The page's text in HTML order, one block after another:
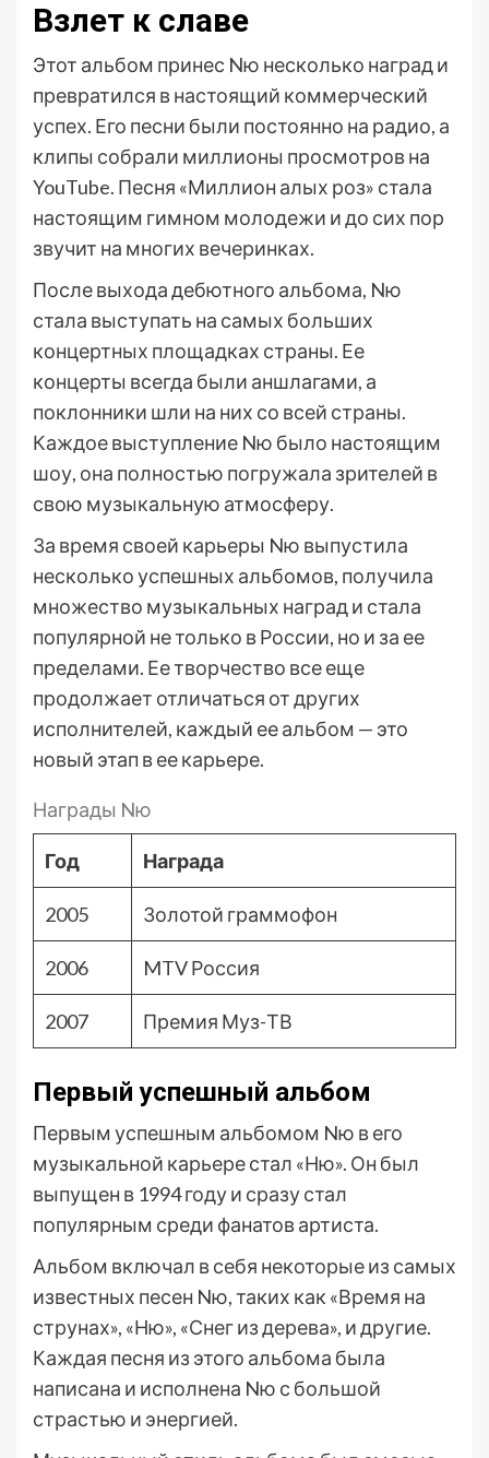
Взлет к славе
Этот альбом принес Nю несколько наград и
превратился в настоящий коммерческий
успех. Его песни были постоянно на радио, а
клипы собрали миллионы просмотров на
YouTube. Песня «Миллион алых роз» стала
настоящим гимном молодежи и до сих пор
звучит на многих вечеринках.
После выхода дебютного альбома, Nю
стала выступать на самых больших
концертных площадках страны. Ее
концерты всегда были аншлагами, а
поклонники шли на них со всей страны.
Каждое выступление Nю было настоящим
шоу, она полностью погружала зрителей в
свою музыкальную атмосферу.
За время своей карьеры Nю выпустила
несколько успешных альбомов, получила
множество музыкальных наград и стала
популярной не только в России, но и за ее
пределами. Ее творчество все еще
продолжает отличаться от других
исполнителей, каждый ее альбом — это
новый этап в ее карьере.
Награды Nю
Год Награда
2005 Золотой граммофон
2006 MTV Россия
2007 Премия Муз-ТВ
Первый успешный альбом
Первым успешным альбомом Nю в его
музыкальной карьере стал «Ню». Он был
выпущен в 1994 году и сразу стал
популярным среди фанатов артиста.
Альбом включал в себя некоторые из самых
известных песен Nю, таких как «Время на
струнах», «Ню», «Снег из дерева», и другие.
Каждая песня из этого альбома была
написана и исполнена Nю с большой
страстью и энергией.